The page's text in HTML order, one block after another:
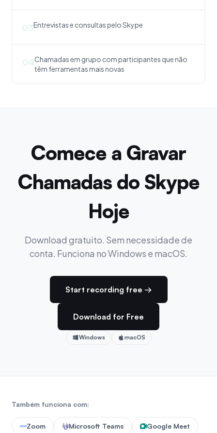
03Entrevistas e consultas pelo Skype
04Chamadas em grupo com participantes que não
têm ferramentas mais novas
Comece a Gravar
Chamadas do Skype
Hoje
Download gratuito. Sem necessidade de
conta. Funciona no Windows e macOS.
Start recording free →
Download for Free
Windows macOS
Também funciona com:
Zoom Microsoft Teams Google Meet